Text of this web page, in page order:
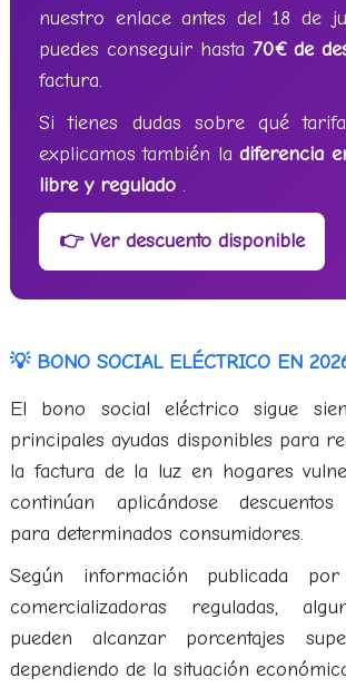
nuestro enlace antes del 18 de
puedes conseguir hasta 70€ de
factura.
Si tienes dudas sobre qué
explicamos también ladiferencia
libre y regulado .
👉 Ver descuento disponible
💡 BONO SOCIAL ELÉCTRICO EN
El bono social eléctrico sigue
principales ayudas disponibles para
la factura de la luz en hogares
continúan aplicándose
para determinados consumidores.
Según información publicada
comercializadoras reguladas,
pueden alcanzar porcentajes
dependiendo de la situación